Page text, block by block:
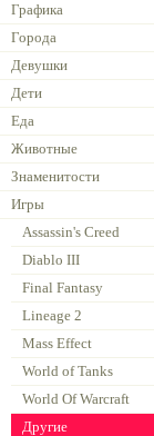
Графика
Города
Девушки
Дети
Еда
Животные
Знаменитости
Игры
Assassin's Creed
Diablo III
Final Fantasy
Lineage 2
Mass Effect
World of Tanks
World Of Warcraft
Другие